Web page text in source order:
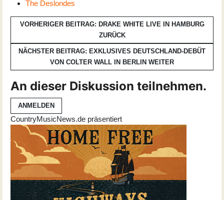
The Deslondes
VORHERIGER BEITRAG: DRAKE WHITE LIVE IN HAMBURG
ZURÜCK
NÄCHSTER BEITRAG: EXKLUSIVES DEUTSCHLAND-DEBÜT
VON COLTER WALL IN BERLIN WEITER
An dieser Diskussion teilnehmen.
ANMELDEN
CountryMusicNews.de präsentiert